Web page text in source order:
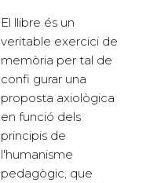
El llibre és un
veritable exercici de
memòria per tal de
confi gurar una
proposta axiològica
en funció dels
principis de
l'humanisme
pedagògic, que